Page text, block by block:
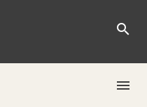
search
menu